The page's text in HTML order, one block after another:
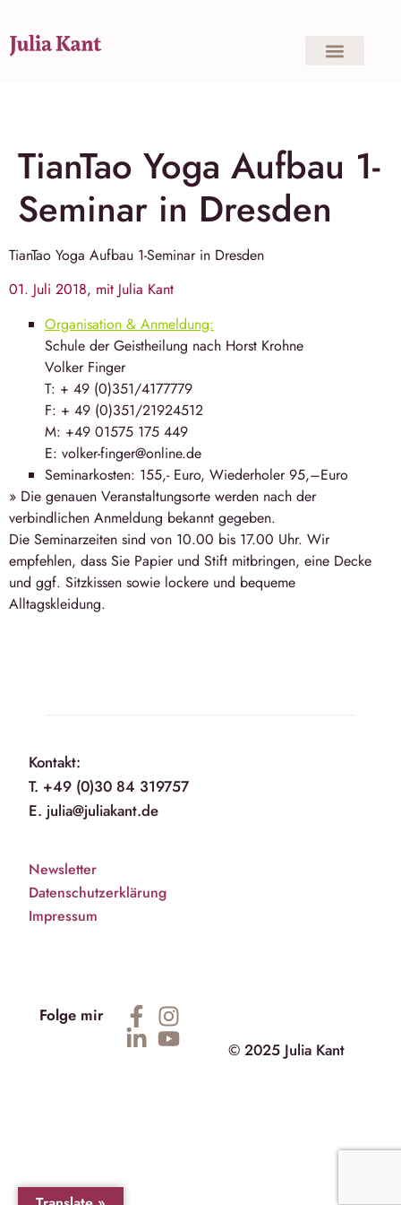
TianTao Yoga Aufbau 1-
Seminar in Dresden
TianTao Yoga Aufbau 1-Seminar in Dresden
01. Juli 2018, mit Julia Kant
Organisation & Anmeldung:
Schule der Geistheilung nach Horst Krohne
Volker Finger
T: + 49 (0)351/4177779
F: + 49 (0)351/21924512
M: +49 01575 175 449
E: volker-finger@online.de
Seminarkosten: 155,- Euro, Wiederholer 95,–Euro
» Die genauen Veranstaltungsorte werden nach der
verbindlichen Anmeldung bekannt gegeben.
Die Seminarzeiten sind von 10.00 bis 17.00 Uhr. Wir
empfehlen, dass Sie Papier und Stift mitbringen, eine Decke
und ggf. Sitzkissen sowie lockere und bequeme
Alltagskleidung.
Kontakt:
T. +49 (0)30 84 319757
E. julia@juliakant.de
Newsletter
Datenschutzerklärung
Impressum
Folge mir
© 2025 Julia Kant